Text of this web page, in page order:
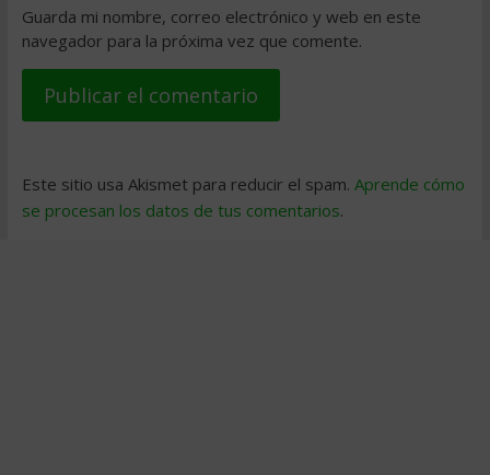
Guarda mi nombre, correo electrónico y web en este
navegador para la próxima vez que comente.
Este sitio usa Akismet para reducir el spam. Aprende cómo
se procesan los datos de tus comentarios.